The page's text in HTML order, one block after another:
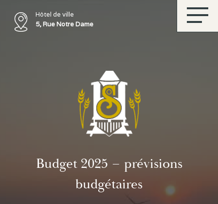
Hôtel de ville
5, Rue Notre Dame
Budget 2025 – prévisions
budgétaires